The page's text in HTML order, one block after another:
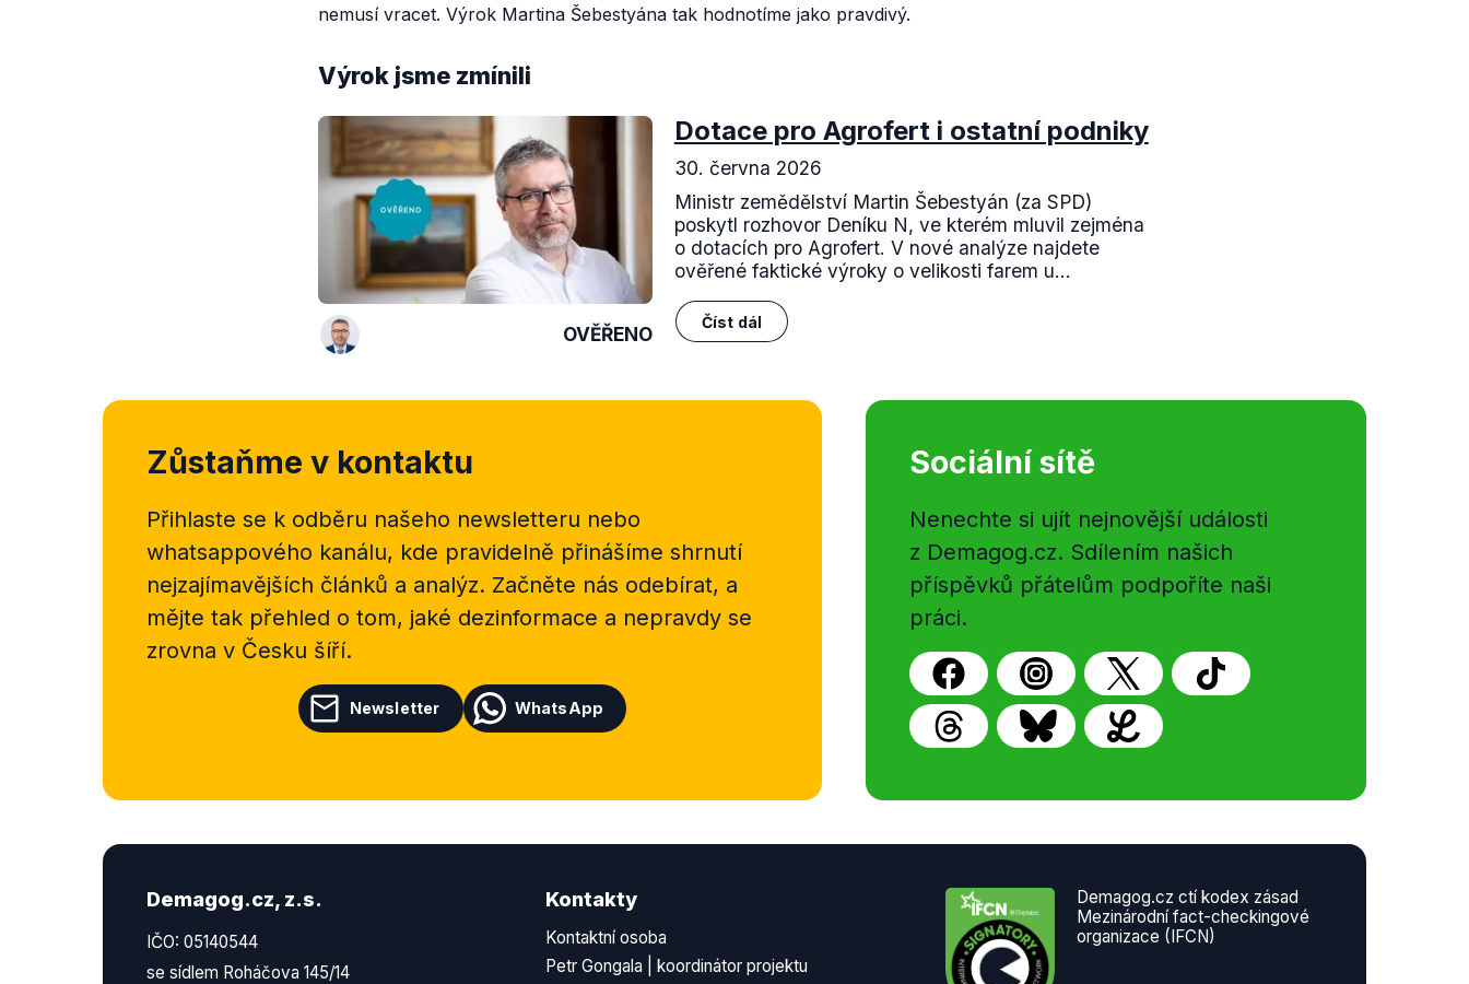
nemusí vracet. Výrok Martina Šebestyána tak hodnotíme jako pravdivý.
Výrok jsme zmínili
OVĚŘENO
Dotace pro Agrofert i ostatní podniky
30. června 2026
Ministr zemědělství Martin Šebestyán (za SPD)
poskytl rozhovor Deníku N, ve kterém mluvil zejména
o dotacích pro Agrofert. V nové analýze najdete
ověřené faktické výroky o velikosti farem u...
Číst dál
Zůstaňme v kontaktu
Přihlaste se k odběru našeho newsletteru nebo
whatsappového kanálu, kde pravidelně přinášíme shrnutí
nejzajímavějších článků a analýz. Začněte nás odebírat, a
mějte tak přehled o tom, jaké dezinformace a nepravdy se
zrovna v Česku šíří.
Newsletter WhatsApp
Sociální sítě
Nenechte si ujít nejnovější události
z Demagog.cz. Sdílením našich
příspěvků přátelům podpoříte naši
práci.
Demagog.cz, z.s.
IČO: 05140544
se sídlem Roháčova 145/14
Kontakty
Kontaktní osoba
Petr Gongala | koordinátor projektu
Demagog.cz ctí kodex zásad
Mezinárodní fact-checkingové
organizace (IFCN)